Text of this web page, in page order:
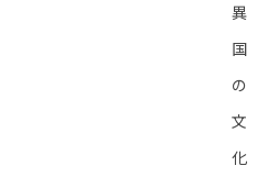
異
国
の
文
化